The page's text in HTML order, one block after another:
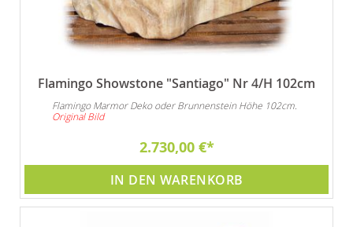
Flamingo Showstone "Santiago" Nr 4/H 102cm
Flamingo Marmor Deko oder Brunnenstein Höhe 102cm.
Original Bild
2.730,00 €
IN DEN WARENKORB